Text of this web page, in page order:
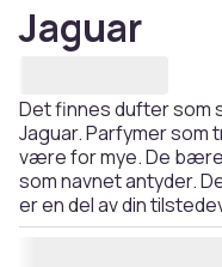
Jaguar
Det finnes dufter som
Jaguar. Parfymer som
være for mye. De
som navnet antyder.
er en del av din